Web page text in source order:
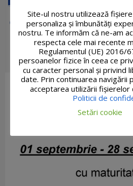
Site-ul nostru utilizează
personaliza și îmbunătăți
nostru. Te informăm că ne-am
respecta cele mai recente
Regulamentul (UE) 2016/
persoanelor fizice în ceea ce
cu caracter personal și privind
date. Prin continuarea navigării
acceptarea utilizării
Politicii de
Setări cookie